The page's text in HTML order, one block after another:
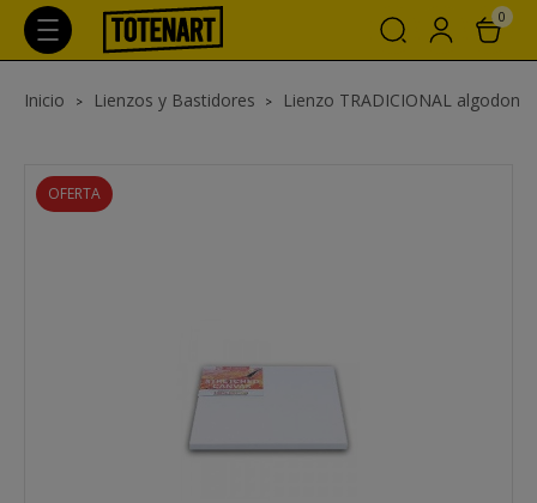
0
Inicio Lienzos y Bastidores Lienzo TRADICIONAL algodon
OFERTA